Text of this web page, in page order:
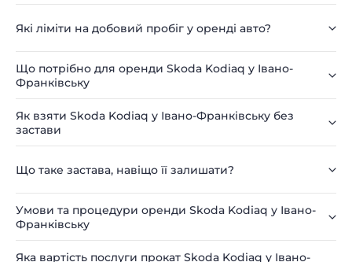
Які ліміти на добовий пробіг у оренді авто?
Що потрібно для оренди Skoda Kodiaq у Івано-
Франківську
Як взяти Skoda Kodiaq у Івано-Франківську без
застави
Що таке застава, навіщо її залишати?
Умови та процедури оренди Skoda Kodiaq у Івано-
Франківську
Яка вартість послуги прокат Skoda Kodiaq у Івано-